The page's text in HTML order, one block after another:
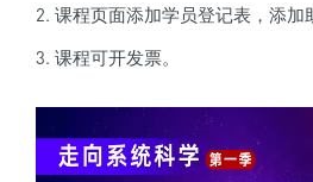
2. 课程页面添加学员登记表，添加
3. 课程可开发票。